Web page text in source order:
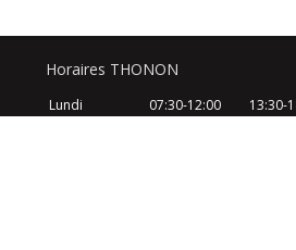
Horaires THONON
Lundi 07:30-12:00
13:30-